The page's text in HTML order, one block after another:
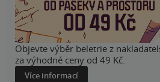
Objevte výběr beletrie z
za výhodné ceny od 49 Kč.
Více informací